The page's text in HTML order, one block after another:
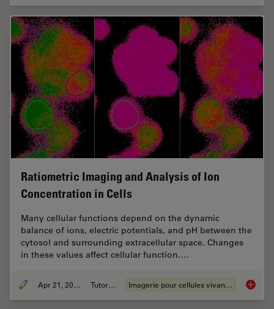
Ratiometric Imaging and Analysis of Ion
Concentration in Cells
Many cellular functions depend on the dynamic
balance of ions, electric potentials, and pH between the
cytosol and surrounding extracellular space. Changes
in these values affect cellular function.…
Apr 21, 2026 Tutoriel Imagerie pour cellules vivantes